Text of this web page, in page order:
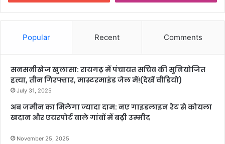
Popular Recent Comments
सनसनीखेज खुलासा: रायगढ़ में पंचायत सचिव की सुनियोजित
हत्या, तीन गिरफ्तार, मास्टरमाइंड जेल में!(देखें वीडियो)
July 31, 2025
अब जमीन का मिलेगा ज्यादा दाम: नए गाइडलाइन रेट से कोयला
खदान और एयरपोर्ट वाले गांवों में बढ़ी उम्मीद
November 25, 2025